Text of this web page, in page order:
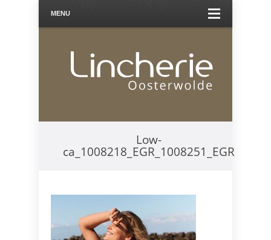
MENU
Low-
ca_1008218_EGR_1008251_EGR